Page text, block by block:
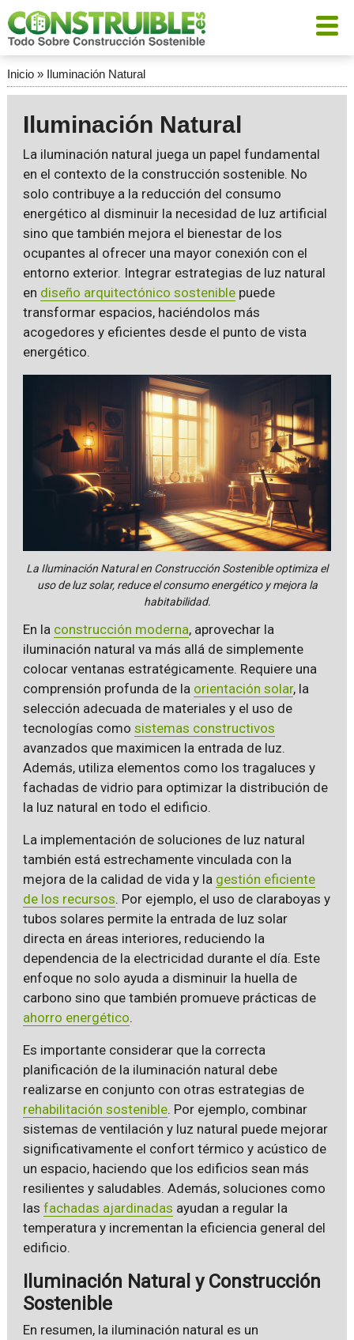
Inicio» Iluminación Natural
Iluminación Natural
La iluminación natural juega un papel fundamental
en el contexto de la construcción sostenible. No
solo contribuye a la reducción del consumo
energético al disminuir la necesidad de luz artificial
sino que también mejora el bienestar de los
ocupantes al ofrecer una mayor conexión con el
entorno exterior. Integrar estrategias de luz natural
en diseño arquitectónico sosteniblepuede
transformar espacios, haciéndolos más
acogedores y eficientes desde el punto de vista
energético.
La Iluminación Natural en Construcción Sostenible optimiza el
uso de luz solar, reduce el consumo energético y mejora la
habitabilidad.
En la construcción moderna, aprovechar la
iluminación natural va más allá de simplemente
colocar ventanas estratégicamente. Requiere una
comprensión profunda de la orientación solar, la
selección adecuada de materiales y el uso de
tecnologías como sistemas constructivos
avanzados que maximicen la entrada de luz.
Además, utiliza elementos como los tragaluces y
fachadas de vidrio para optimizar la distribución de
la luz natural en todo el edificio.
La implementación de soluciones de luz natural
también está estrechamente vinculada con la
mejora de la calidad de vida y la gestión eficiente
de los recursos. Por ejemplo, el uso de claraboyas y
tubos solares permite la entrada de luz solar
directa en áreas interiores, reduciendo la
dependencia de la electricidad durante el día. Este
enfoque no solo ayuda a disminuir la huella de
carbono sino que también promueve prácticas de
ahorro energético.
Es importante considerar que la correcta
planificación de la iluminación natural debe
realizarse en conjunto con otras estrategias de
rehabilitación sostenible. Por ejemplo, combinar
sistemas de ventilación y luz natural puede mejorar
significativamente el confort térmico y acústico de
un espacio, haciendo que los edificios sean más
resilientes y saludables. Además, soluciones como
las fachadas ajardinadas ayudan a regular la
temperatura y incrementan la eficiencia general del
edificio.
Iluminación Natural y Construcción
Sostenible
En resumen, la iluminación natural es un